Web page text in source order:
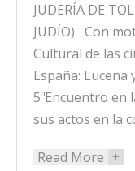
JUDERÍA DE
JUDÍO) Con
Cultural de las
España: Lucena
5ºEncuentro en
sus actos en la
Read More +